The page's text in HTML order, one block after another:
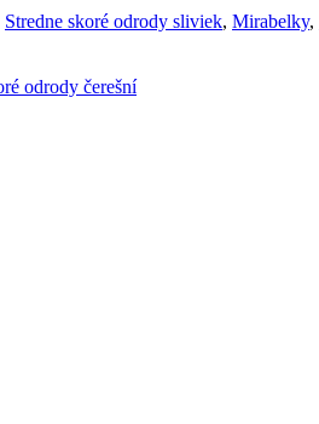
Stredne skoré odrody sliviek, Mirabelky,
odrody čerešní